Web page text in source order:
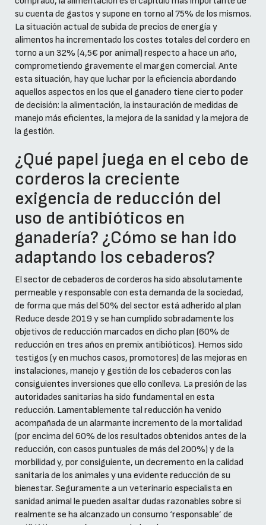
su cuenta de gastos y supone en torno al 75% de los mismos.
La situación actual de subida de precios de energía y
alimentos ha incrementado los costes totales del cordero en
torno a un 32% (4,5€ por animal) respecto a hace un año,
comprometiendo gravemente el margen comercial. Ante
esta situación, hay que luchar por la eficiencia abordando
aquellos aspectos en los que el ganadero tiene cierto poder
de decisión: la alimentación, la instauración de medidas de
manejo más eficientes, la mejora de la sanidad y la mejora de
la gestión.
¿Qué papel juega en el cebo de
corderos la creciente
exigencia de reducción del
uso de antibióticos en
ganadería? ¿Cómo se han ido
adaptando los cebaderos?
El sector de cebaderos de corderos ha sido absolutamente
permeable y responsable con esta demanda de la sociedad,
de forma que más del 50% del sector está adherido al plan
Reduce desde 2019 y se han cumplido sobradamente los
objetivos de reducción marcados en dicho plan (60% de
reducción en tres años en premix antibióticos). Hemos sido
testigos (y en muchos casos, promotores) de las mejoras en
instalaciones, manejo y gestión de los cebaderos con las
consiguientes inversiones que ello conlleva. La presión de las
autoridades sanitarias ha sido fundamental en esta
reducción. Lamentablemente tal reducción ha venido
acompañada de un alarmante incremento de la mortalidad
(por encima del 60% de los resultados obtenidos antes de la
reducción, con casos puntuales de más del 200%) y de la
morbilidad y, por consiguiente, un decremento en la calidad
sanitaria de los animales y una evidente reducción de su
bienestar. Seguramente a un veterinario especialista en
sanidad animal le pueden asaltar dudas razonables sobre si
realmente se ha alcanzado un consumo ‘responsable’ de